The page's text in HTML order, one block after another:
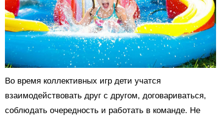
Во время коллективных игр дети учатся
взаимодействовать друг с другом, договариваться,
соблюдать очередность и работать в команде. Не